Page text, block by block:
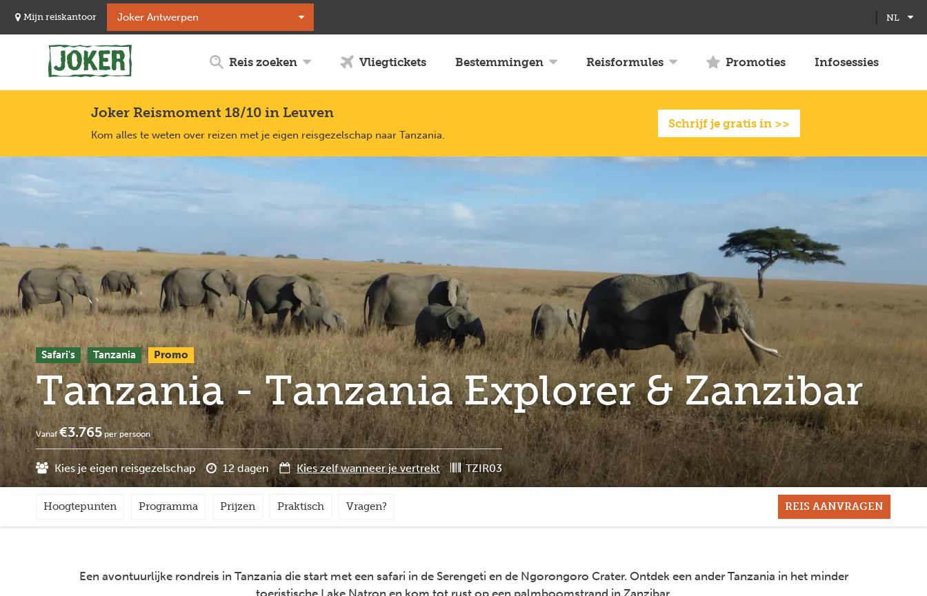
naar
Mijn reiskantoor NL
Reis zoeken Vliegtickets Bestemmingen Reisformules Promoties Infosessies
Joker Reismoment 18/10 in Leuven
Kom alles te weten over reizen met je eigen reisgezelschap naar Tanzania.
Schrijf je gratis in >>
Safari's Tanzania Promo
Tanzania - Tanzania Explorer & Zanzibar
Vanaf€3.765per persoon
Kies je eigen reisgezelschap 12 dagen Kies zelf wanneer je vertrekt TZIR03
Hoogtepunten Programma Prijzen Praktisch Vragen? REIS AANVRAGEN
Een avontuurlijke rondreis in Tanzania die start met een safari in de Serengeti en de Ngorongoro Crater. Ontdek een ander Tanzania in het minder
toeristische Lake Natron en kom tot rust op een palmboomstrand in Zanzibar.
screen